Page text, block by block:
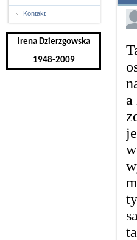
Kontakt
Irena Dzierzgowska
1948-2009